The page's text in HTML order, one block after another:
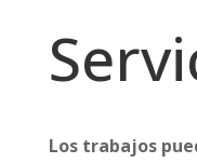
Los trabajos